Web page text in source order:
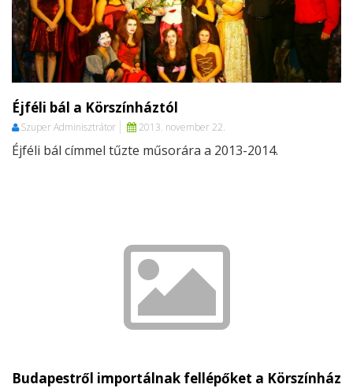
Éjféli bál a Körszínháztól
Szuper Adminisztrátor 2013. november 22.
Éjféli bál címmel tűzte műsorára a 2013-2014.
Budapestről importálnak fellépőket a Körszínház